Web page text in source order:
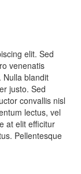
elit. Sed
venenatis
Nulla blandit
justo. Sed
convallis nisl
lectus, vel
at elit efficitur
Pellentesque